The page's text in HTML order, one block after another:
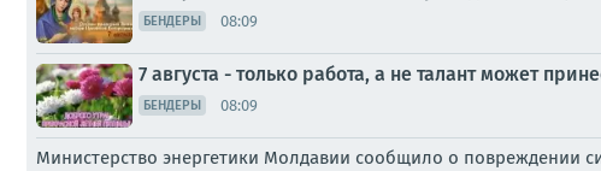
БЕНДЕРЫ 08:09
7 августа - только работа, а не талант может
БЕНДЕРЫ 08:09
Министерство энергетики Молдавии сообщило о